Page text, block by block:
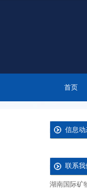
首页
信息动
联系我
湖南国际矿